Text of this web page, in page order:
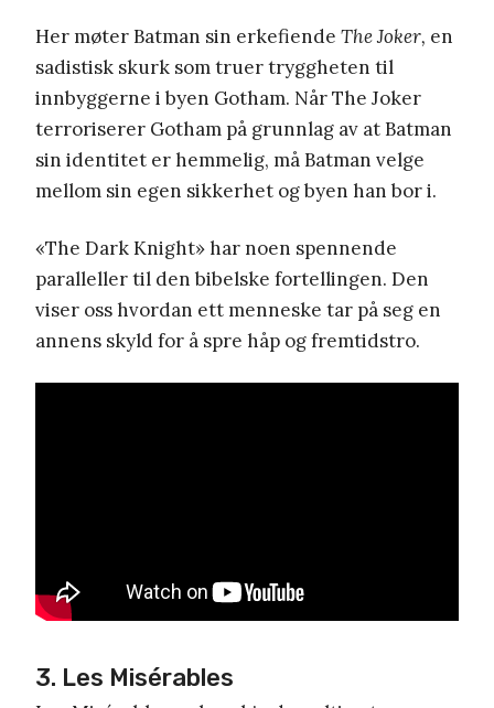
Her møter Batman sin erkefiende The Joker, en
sadistisk skurk som truer tryggheten til
innbyggerne i byen Gotham. Når The Joker
terroriserer Gotham på grunnlag av at Batman
sin identitet er hemmelig, må Batman velge
mellom sin egen sikkerhet og byen han bor i.
«The Dark Knight» har noen spennende
paralleller til den bibelske fortellingen. Den
viser oss hvordan ett menneske tar på seg en
annens skyld for å spre håp og fremtidstro.
3. Les Misérables